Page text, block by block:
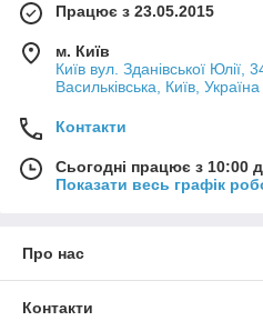
Працює з 23.05.2015
м. Київ
Київ вул. Зданівської Юлії,
Васильківська, Київ, Україна
Контакти
Сьогодні працює з 10:00
Показати весь графік
Про нас
Контакти